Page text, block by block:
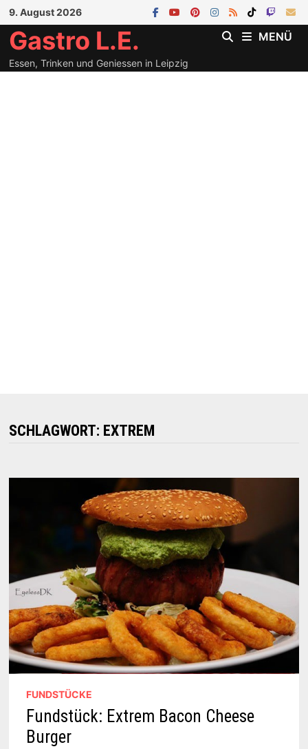
Zum
Inhalt
springen
9. August 2026
Gastro L.E.
Essen, Trinken und Geniessen in Leipzig
MENÜ
SCHLAGWORT: EXTREM
FUNDSTÜCKE
Fundstück: Extrem Bacon Cheese
Burger